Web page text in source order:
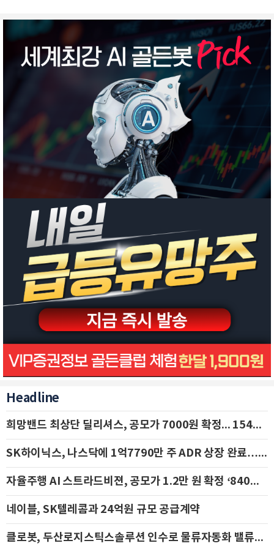
Headline
희망밴드 최상단 딜리셔스, 공모가 7000원 확정... 154억 규모 IPO 돌입
SK하이닉스, 나스닥에 1억7790만 주 ADR 상장 완료…29일 국내 추가 상장
자율주행 AI 스트라드비젼, 공모가 1.2만 원 확정 ‘840억 수혈’
네이블, SK텔레콤과 24억원 규모 공급계약
클로봇, 두산로지스틱스솔루션 인수로 물류자동화 밸류체인 확장 추진 - IBK투자증권